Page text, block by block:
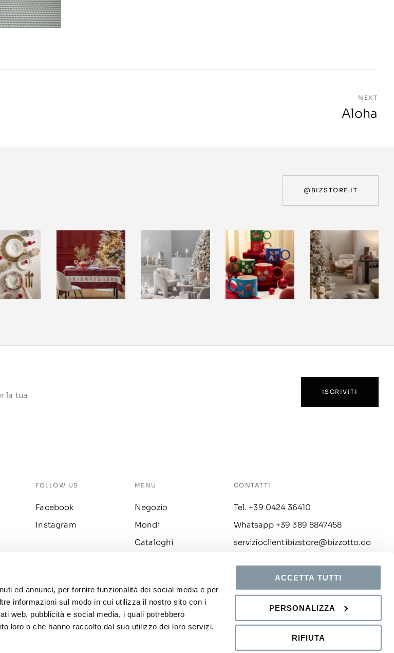
ed annunci, per fornire funzionalità dei social media e per
informazioni sul modo in cui utilizza il nostro sito con i
web, pubblicità e social media, i quali potrebbero
loro o che hanno raccolto dal suo utilizzo dei loro servizi.
ACCETTA TUTTI
PERSONALIZZA
RIFIUTA
NEXT
Aloha
@BIZSTORE.IT
la tua
ISCRIVITI
FOLLOW US
Facebook
Instagram
MENU
Negozio
Mondi
Cataloghi
CONTATTI
Tel. +39 0424 36410
Whatsapp +39 389 8847458
servizioclientibizstore@bizzotto.co
Cookies Whistleblowing Credits